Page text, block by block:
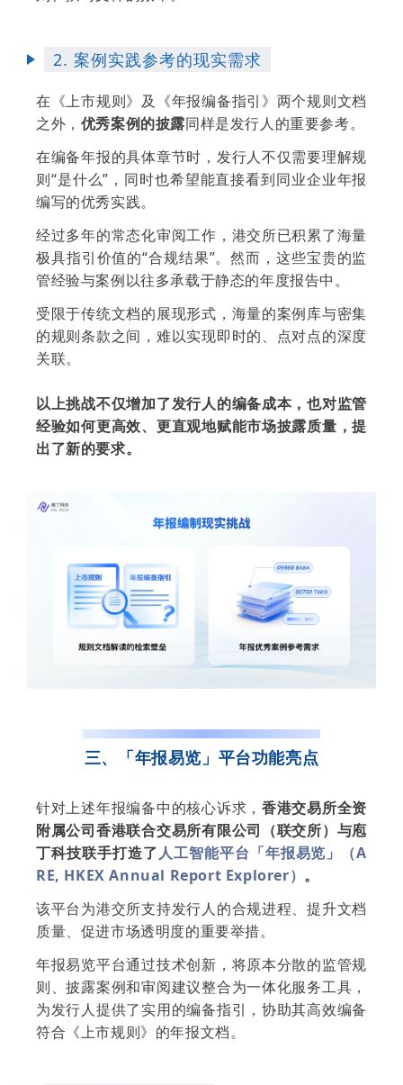
2. 案例实践参考的现实需求
在《上市规则》及《年报编备指引》两个规则文档
之外， 优秀案例的披露同样是发行人的重要参考。
在编备年报的具体章节时，发行人不仅需要理解规
则“是什么”，同时也希望能直接看到同业企业年报
编写的优秀实践。
经过多年的常态化审阅工作，港交所已积累了海量
极具指引价值的“合规结果”。然而，这些宝贵的监
管经验与案例以往多承载于静态的年度报告中。
受限于传统文档的展现形式，海量的案例库与密集
的规则条款之间，难以实现即时的、点对点的深度
关联。
以上挑战不仅增加了发行人的编备成本，也对监管
经验如何更高效、更直观地赋能市场披露质量，提
出了新的要求。
三、「年报易览」平台功能亮点
针对上述年报编备中的核心诉求， 香港交易所全资
附属公司香港联合交易所有限公司（联交所）与庖
丁科技联手打造了人工智能平台「年报易览」（A
RE, HKEX Annual Report Explorer） 。
该平台为港交所支持发行人的合规进程、提升文档
质量、促进市场透明度的重要举措。
年报易览平台通过技术创新，将原本分散的监管规
则、披露案例和审阅建议整合为一体化服务工具，
为发行人提供了实用的编备指引，协助其高效编备
符合《上市规则》的年报文档。